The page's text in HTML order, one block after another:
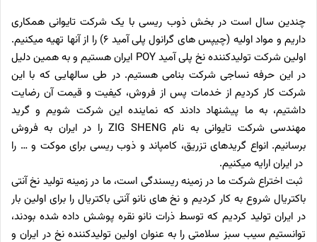
چندین سال است در بخش ذوب ­ریسی با یک شرکت تایوانی همکاری
داریم و مواد اولیه (چیپس­ های گرانول پلی ­آمید 6) را از آن­ها تهیه می­کنیم.
اولین شرکت تولیدکننده نخ پلی­ آمیدPOY ایران هستیم و به همین دلیل
در این حرفه نساجی شرکت بنامی هستیم. در طی سا­ل­هایی که با این
شرکت کار کردیم از خدمات پس از فروش، کیفیت و قیمت آن رضایت
داشتیم، به ما پیشنهاد دادند که نماینده این شرکت شویم و گرید
مهندسی شرکت تایوانی به نامZIG SHENGرا در ایران به فروش
برسانیم. انواع گریدهای تزریق، کامپاند و ذوب ریسی برای موکت و … را
در ایران ارایه می­کنیم.
ثبت اختراع شرکت ما در زمینه ریسندگی است، ما در زمینه تولید نخ آنتی
­باکتریال شروع به کار کردیم و نخ­ های نانو آنتی باکتریال را برای اولین بار
در ایران تولید کردیم که توسط ذرات نانو نقره پوشش داده شده بودند،
توانستیم سیب سبز سلامتی را به عنوان اولین تولیدکننده نخ در ایران و